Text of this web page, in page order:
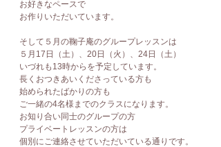
お好きなペースで
お作りいただいています。
そして５月の鞠子庵のグループレッスンは
５月17日（土）、20日（火）、24日（土）
いづれも13時からを予定しています。
長くおつきあいくださっている方も
始められたばかりの方も
ご一緒の4名様までのクラスになります。
お知り合い同士のグループの方
プライベートレッスンの方は
個別にご連絡させていただいている通りです。